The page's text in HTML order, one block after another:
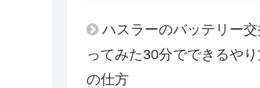
ハスラーのバッテリー
ってみた30分でできるや
の仕方